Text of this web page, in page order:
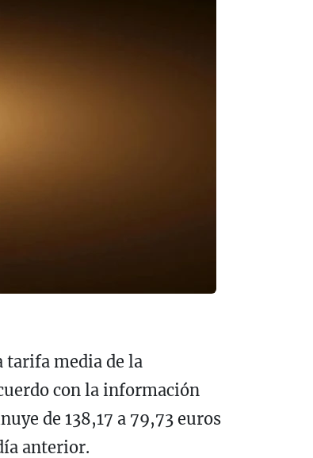
tarifa media de la
con la información
de 138,17 a 79,73 euros
anterior.